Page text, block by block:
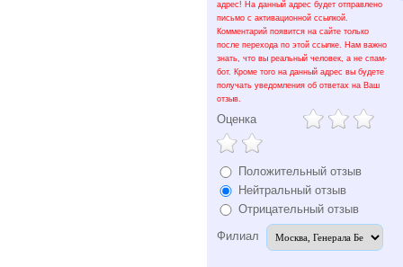
адрес! На данный адрес будет отправлено
письмо с активационной ссылкой.
Комментарий появится на сайте только
после перехода по этой ссылке. Нам важно
знать, что вы реальный человек, а не спам-
бот. Кроме того на данный адрес вы будете
получать уведомления об ответах на Ваш
отзыв.
Оценка
Положительный отзыв
Нейтральный отзыв
Отрицательный отзыв
Филиал